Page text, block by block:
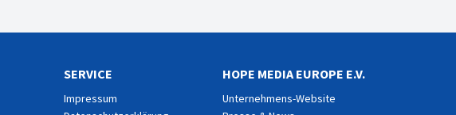
SERVICE
Impressum
HOPE MEDIA EUROPE E.V.
Unternehmens-Website